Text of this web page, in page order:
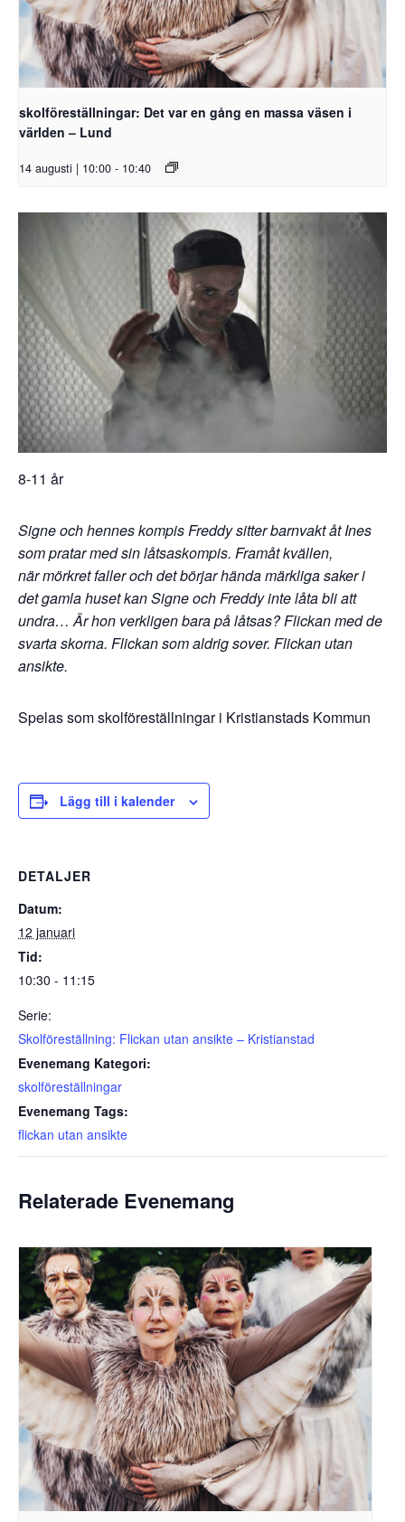
skolföreställningar: Det var en gång en massa väsen i
världen – Lund
14 augusti | 10:00 - 10:40
8-11 år
Signe och hennes kompis Freddy sitter barnvakt åt Ines
som pratar med sin låtsaskompis. Framåt kvällen,
närmörkret faller och det börjar hända märkliga saker i
det gamla huset kan Signe och Freddy inte låta bli att
undra…Är hon verkligen bara på låtsas? Flickan med de
svarta skorna. Flickan som aldrig sover. Flickan utan
ansikte.
Spelas som skolföreställningar i Kristianstads Kommun
Lägg till i kalender
DETALJER
Datum:
12 januari
Tid:
10:30 - 11:15
Serie:
Skolföreställning: Flickan utan ansikte – Kristianstad
Evenemang Kategori:
skolföreställningar
Evenemang Tags:
flickan utan ansikte
Relaterade Evenemang